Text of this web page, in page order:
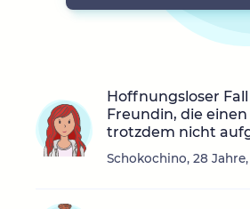
Hoffnungsloser
Freundin, die einen
trotzdem nicht
Schokochino, 28